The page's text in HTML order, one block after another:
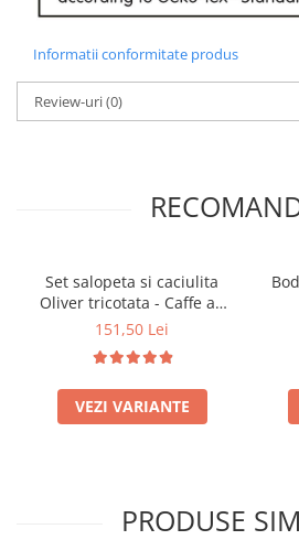
Informatii conformitate produs
Review-uri(0)
Set salopeta si caciulita
Oliver tricotata - Caffe au
lait
151,50 Lei
VEZI VARIANTE
PRODUSE